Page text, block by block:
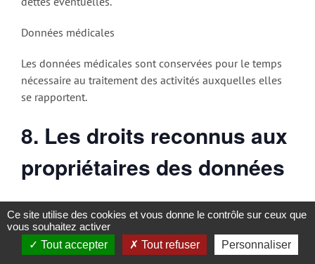
Données médicales
Les données médicales sont conservées pour le temps
nécessaire au traitement des activités auxquelles elles
se rapportent.
8. Les droits reconnus aux
propriétaires des données
d’obtenir confirmation que vos données sont traitées par
Latitude Jeunes ASBL et le droit d’y accéder.
Ce site utilise des cookies et vous donne le contrôle sur ceux que
vous souhaitez activer
Tout accepter
Tout refuser Personnaliser